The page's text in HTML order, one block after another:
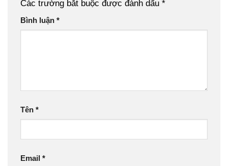
Các trường bắt buộc được đánh dấu *
Bình luận *
Tên *
Email *